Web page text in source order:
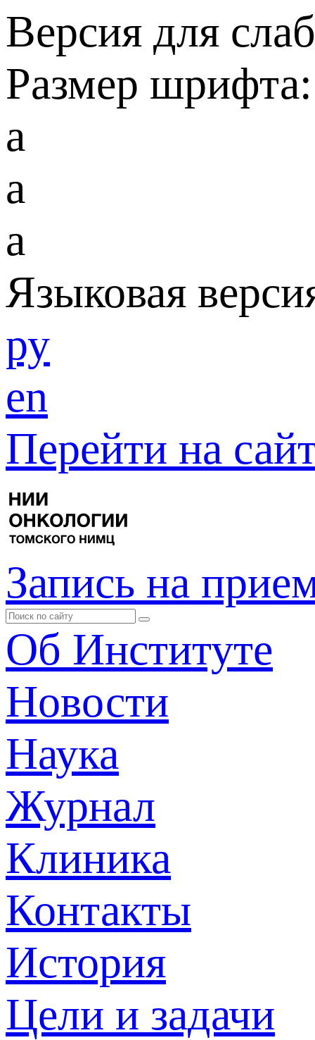
Версия для
Размер шрифта:
a
a
a
Языковая
ру
en
Перейти на
Запись на
Об Институте
Новости
Наука
Журнал
Клиника
Контакты
История
Цели и задачи